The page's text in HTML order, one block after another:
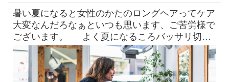
暑い夏になると女性のかたのロングヘアってケア
大変なんだろなぁといつも思います、ご苦労様で
ございます。 よく夏になるころバッサリ切っ
たらどうなのよって言っ